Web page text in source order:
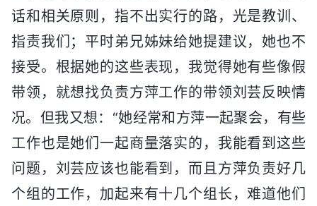
话和相关原则，指不出实行的路，光是教训、
指责我们；平时弟兄姊妹给她提建议，她也不
接受。根据她的这些表现，我觉得她有些像假
带领，就想找负责方萍工作的带领刘芸反映情
况。但我又想：“她经常和方萍一起聚会，有些
工作也是她们一起商量落实的，我能看到这些
问题，刘芸应该也能看到，而且方萍负责好几
个组的工作，加起来有十几个组长，难道他们